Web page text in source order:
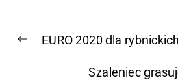
wpisu
Previous
EURO 2020 dla
Szaleniec